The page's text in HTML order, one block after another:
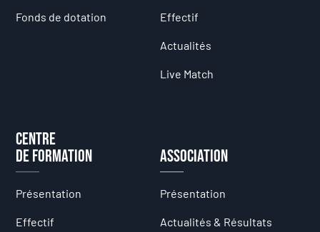
Fonds de dotation Effectif
Actualités
Live Match
Centre
de formation
Présentation
Effectif
Association
Présentation
Actualités & Résultats